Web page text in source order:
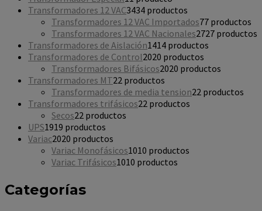
Transformadores 12 VAC3434 productos
Transformadores 12 VAC Importados77 productos
Transformadores 12 VAC Nacionales2727 productos
Transformadores de Aislación1414 productos
Transformadores de Control2020 productos
Transformadores Bifásicos2020 productos
Transformadores MT22 productos
Transformadores de media tension22 productos
Transformadores trifásicos22 productos
Secos22 productos
UPS1919 productos
Variac2020 productos
Variac Monofásicos1010 productos
Variac Trifásicos1010 productos
Categorías